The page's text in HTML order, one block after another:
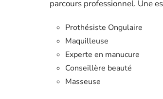
parcours professionnel. Une
Prothésiste Ongulaire
Maquilleuse
Experte en manucure
Conseillère beauté
Masseuse